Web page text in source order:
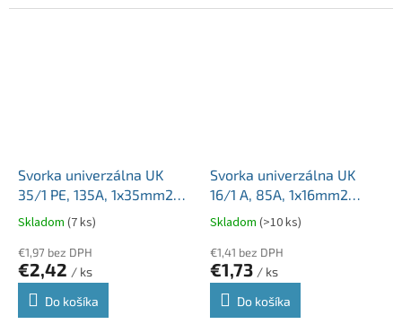
Svorka univerzálna UK
35/1 PE, 135A, 1x35mm2
1pól., AL/CU, krytá,
zeleno-žltá, na DIN lištu
Skladom (7 ks)
€1,97 bez DPH
€2,42 / ks
Do košíka
Svorka univerzálna UK
16/1 A, 85A, 1x16mm2
1pól., AL/CU, krytá, sivá,
na DIN lištu
Skladom (>10 ks)
€1,41 bez DPH
€1,73 / ks
Do košíka